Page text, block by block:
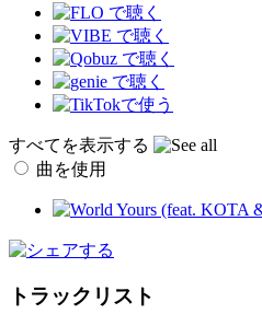
すべてを表示する
曲を使用
トラックリスト